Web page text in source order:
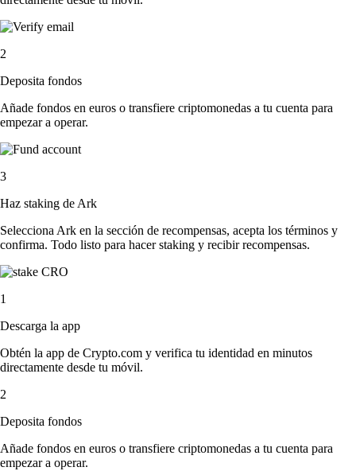
2
Deposita fondos
Añade fondos en euros o transfiere criptomonedas a tu cuenta para
empezar a operar.
3
Haz staking de Ark
Selecciona Ark en la sección de recompensas, acepta los términos y
confirma. Todo listo para hacer staking y recibir recompensas.
1
Descarga la app
Obtén la app de Crypto.com y verifica tu identidad en minutos
directamente desde tu móvil.
2
Deposita fondos
Añade fondos en euros o transfiere criptomonedas a tu cuenta para
empezar a operar.